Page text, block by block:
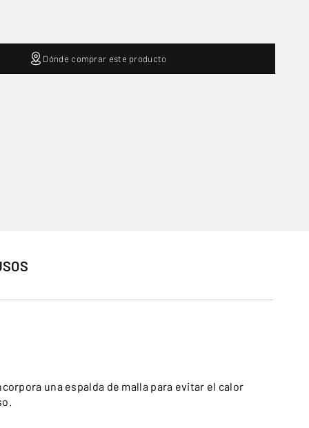
Dónde comprar este producto
una espalda de malla para evitar el calor